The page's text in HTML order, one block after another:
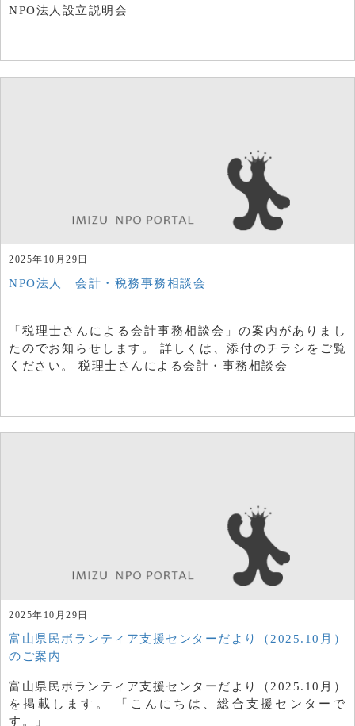
NPO法人設立説明会
2025年10月29日
NPO法人 会計・税務事務相談会
「税理士さんによる会計事務相談会」の案内がありまし
たのでお知らせします。 詳しくは、添付のチラシをご覧
ください。 税理士さんによる会計・事務相談会
2025年10月29日
富山県民ボランティア支援センターだより（2025.10月）
のご案内
富山県民ボランティア支援センターだより（2025.10月）
を掲載します。 「こんにちは、総合支援センターで
す。」